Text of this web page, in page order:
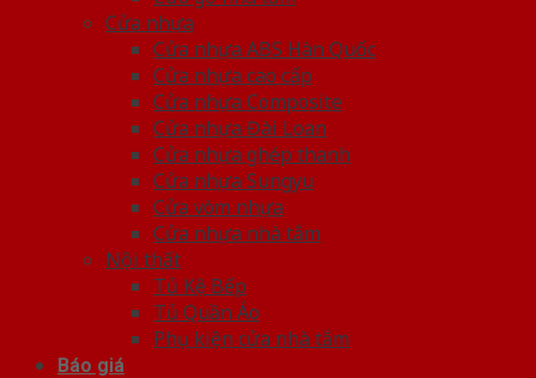
Cửa nhựa
Cửa nhựa ABS Hàn Quốc
Cửa nhựa cao cấp
Cửa nhựa Composite
Cửa nhựa Đài Loan
Cửa nhựa ghép thanh
Cửa nhựa Sungyu
Cửa vòm nhựa
Cửa nhựa nhà tắm
Nội thất
Tủ Kệ Bếp
Tủ Quần Áo
Phụ kiện cửa nhà tắm
Báo giá